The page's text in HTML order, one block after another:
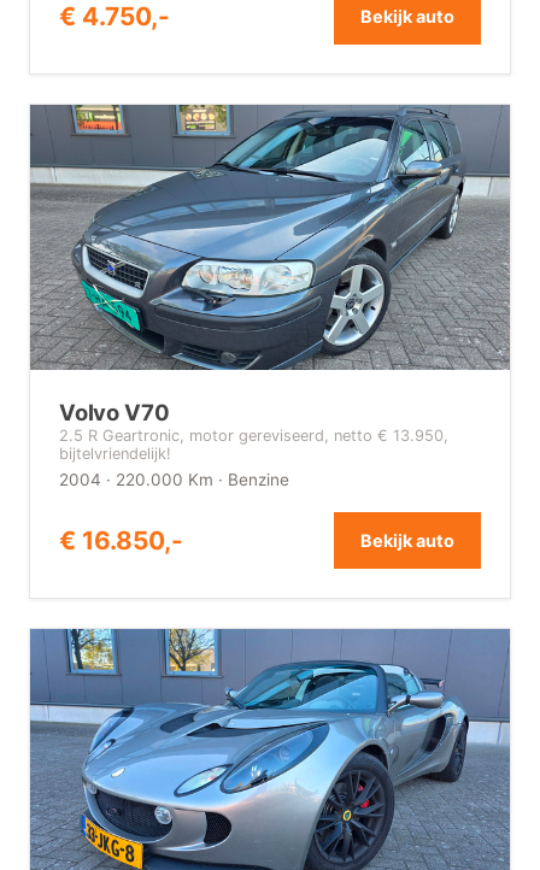
€ 4.750,- Bekijk auto
Volvo V70
2.5 R Geartronic, motor gereviseerd, netto € 13.950,
bijtelvriendelijk!
2004 · 220.000 Km · Benzine
€ 16.850,- Bekijk auto